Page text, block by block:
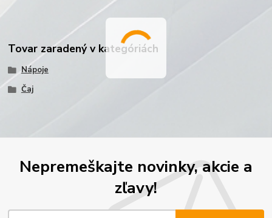
Tovar zaradený v kategóriách
Nápoje
Čaj
Nepremeškajte novinky, akcie a
zľavy!